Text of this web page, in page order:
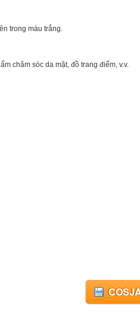
trong màu trắng.
chăm sóc da mặt, đồ trang điểm, v.v.